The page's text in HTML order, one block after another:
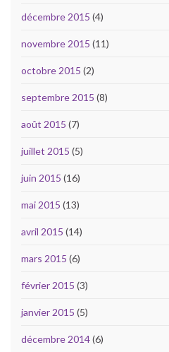
décembre 2015 (4)
novembre 2015 (11)
octobre 2015 (2)
septembre 2015 (8)
août 2015 (7)
juillet 2015 (5)
juin 2015 (16)
mai 2015 (13)
avril 2015 (14)
mars 2015 (6)
février 2015 (3)
janvier 2015 (5)
décembre 2014(6)